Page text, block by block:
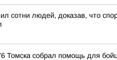
сотни людей, доказав, что
Томска собрал помощь для